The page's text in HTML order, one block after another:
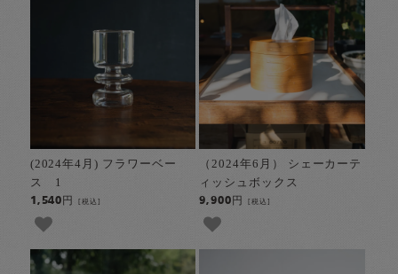
(2024年4月) フラワーベー
ス 1
1,540円[税込]
（2024年6月） シェーカーテ
ィッシュボックス
9,900円 [税込]